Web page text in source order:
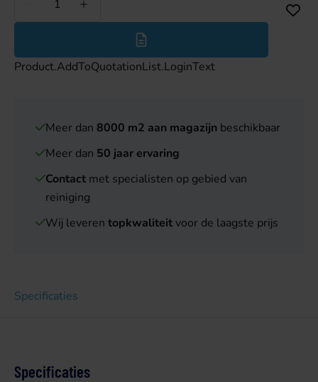
Minder
Product.AddToQuotationList.LoginText
Meer dan 8000 m2 aan magazijn beschikbaar
Meer dan 50 jaar ervaring
Contact met specialisten op gebied van
reiniging
Wij leveren topkwaliteit voor de laagste prijs
Specificaties
Specificaties